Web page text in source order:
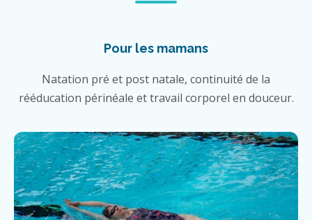
Pour les mamans
Natation pré et post natale, continuité de la
rééducation périnéale et travail corporel en douceur.